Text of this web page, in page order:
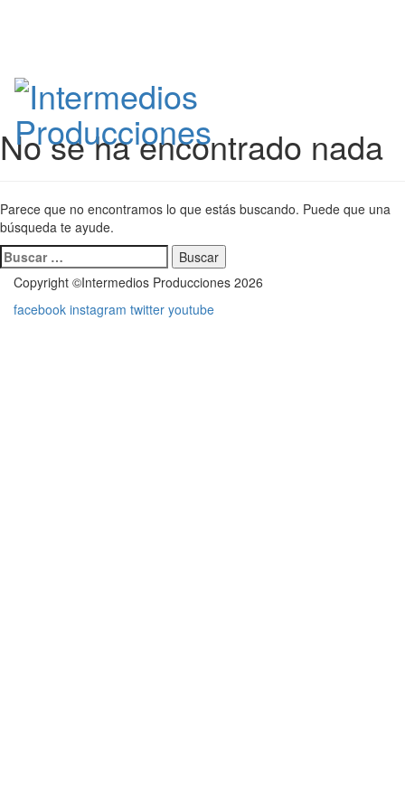
No se ha encontrado nada
Parece que no encontramos lo que estás buscando. Puede que una
búsqueda te ayude.
Buscar:
Copyright ©Intermedios Producciones 2026
facebook instagram twitter youtube